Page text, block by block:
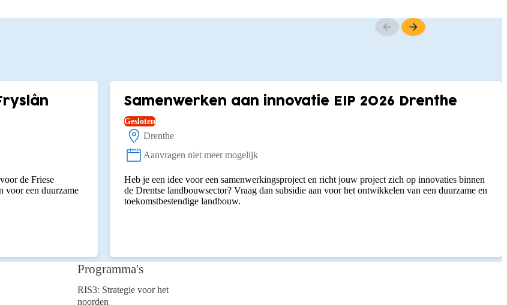
de Friese
voor een duurzame
Samenwerken aan innovatie EIP 2026 Drenthe
Gesloten
Locatie:
Drenthe
Status:
Aanvragen niet meer mogelijk
Heb je een idee voor een samenwerkingsproject en richt jouw project zich op innovaties binnen
de Drentse landbouwsector? Vraag dan subsidie aan voor het ontwikkelen van een duurzame en
toekomstbestendige landbouw.
Programma's
RIS3: Strategie voor het
noorden